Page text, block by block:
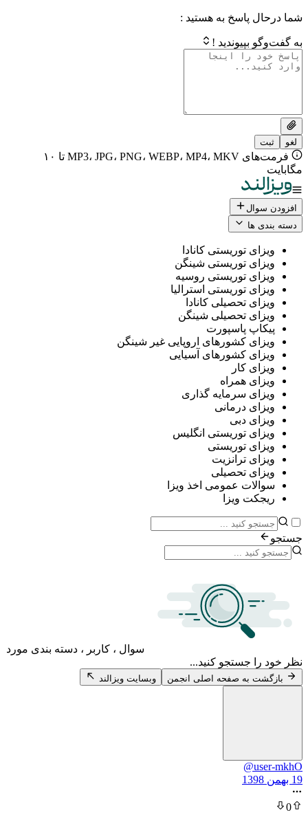
پاسخ به هستید :
!
فرمت‌های MP3، JPG، PNG، WEBP، MP4، MKV تا ۱۰
ها
توریستی کانادا
توریستی شینگن
توریستی روسیه
توریستی استرالیا
تحصیلی کانادا
تحصیلی شینگن
پاسپورت
کشورهای اروپایی غیر شینگن
کشورهای آسیایی
کار
همراه
سرمایه گذاری
درمانی
دبی
توریستی انگلیس
توریستی
ترانزیت
تحصیلی
عمومی اخذ ویزا
ویزا
سوال ، کاربر ، دسته بندی مورد
جستجو کنید...
به صفحه اصلی انجمن وبسایت ویزالند